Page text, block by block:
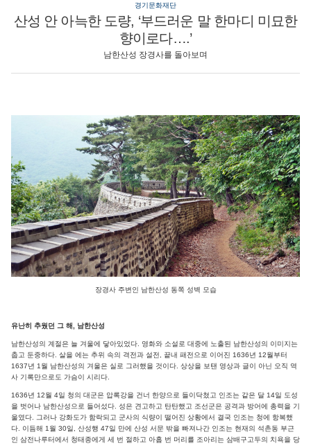
경기문화재단
산성 안 아늑한 도량, ‘부드러운 말 한마디 미묘한
향이로다….’
남한산성 장경사를 돌아보며
장경사 주변인 남한산성 동쪽 성벽 모습
유난히 추웠던 그 해, 남한산성
남한산성의 계절은 늘 겨울에 닿아있었다. 영화와 소설로 대중에 노출된 남한산성의 이미지는
춥고 둔중하다. 살을 에는 추위 속의 격전과 설전, 끝내 패전으로 이어진 1636년 12월부터
1637년 1월 남한산성의 겨울은 실로 그러했을 것이다. 상상을 보탠 영상과 글이 아닌 오직 역
사 기록만으로도 가슴이 시리다.
1636년 12월 4일 청의 대군은 압록강을 건너 한양으로 들이닥쳤고 인조는 같은 달 14일 도성
을 벗어나 남한산성으로 들어섰다. 성은 견고하고 탄탄했고 조선군은 공격과 방어에 총력을 기
울였다. 그러나 강화도가 함락되고 군사의 식량이 떨어진 상황에서 결국 인조는 청에 항복했
다. 이듬해 1월 30일, 산성행 47일 만에 산성 서문 밖을 빠져나간 인조는 현재의 석촌동 부근
인 삼전나루터에서 청태종에게 세 번 절하고 아홉 번 머리를 조아리는 삼배구고두의 치욕을 당